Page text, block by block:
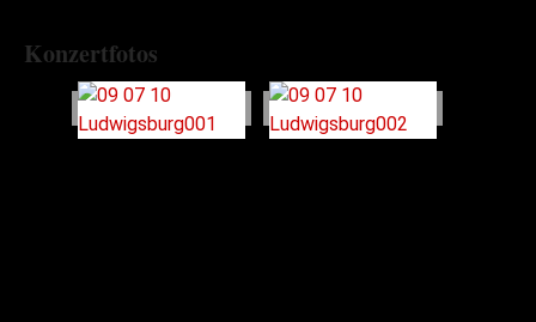
Konzertfotos